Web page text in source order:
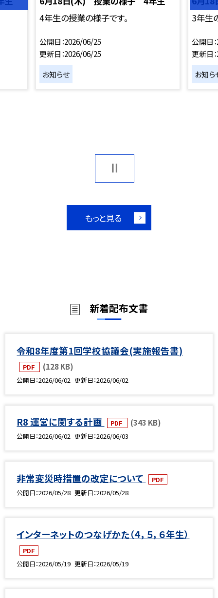
4年生の授業の様子です。
公開日 2026/06/25
更新日 2026/06/25
お知らせ
3年生
公開日
更新日
お知ら
もっと見る
新着配布文書
令和8年度第1回学校協議会(実施報告書)
PDF (128 KB)
公開日 2026/06/02 更新日 2026/06/02
R8 運営に関する計画 PDF (343 KB)
公開日 2026/06/02 更新日 2026/06/03
非常変災時措置の改定について
PDF
公開日 2026/05/28 更新日 2026/05/28
インターネットのつなげかた（４，５，６年生）
PDF
公開日 2026/05/19 更新日 2026/05/19